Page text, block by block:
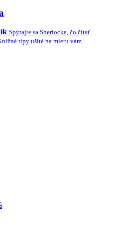
Spýtajte sa Sherlocka, čo čítať
tipy ušité na mieru vám